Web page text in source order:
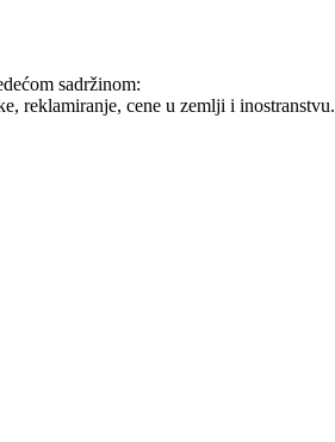
sadržinom:
reklamiranje, cene u zemlji i inostranstvu.